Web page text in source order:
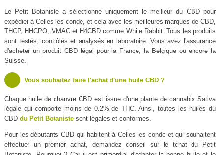
Le Petit Botaniste a sélectionné uniquement le meilleur du CBD pour
expédier à Celles les conde, et cela avec les meilleures marques de CBD,
THCP, HHCPO, VMAC et H4CBD comme White Rabbit. Tous les produits
sont testés, contrôlés et analysés en laboratoire. Vous avez l'assurance
d'acheter un produit CBD légal pour la France, la Belgique ou encore la
Suisse.
Vous souhaitez faire l'achat d'une huile CBD ?
Chaque huile de chanvre CBD est issue d'une plante de cannabis Sativa
légale qui comporte moins de 0.2% de THC. Ainsi, toutes les huiles du
CBD du Petit Botanistesont légales et conformes.
Pour les débutants CBD qui habitent à Celles les conde et qui souhaitent
effectuer un premier achat, demandez conseil sur le tchat du Petit